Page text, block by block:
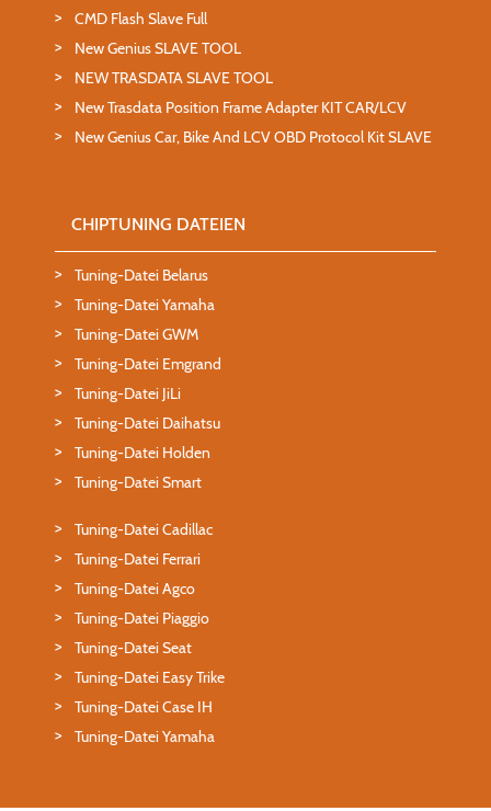
CMD Flash Slave Full
New Genius SLAVE TOOL
NEW TRASDATA SLAVE TOOL
New Trasdata Position Frame Adapter KIT CAR/LCV
New Genius Car, Bike And LCV OBD Protocol Kit SLAVE
CHIPTUNING DATEIEN
Tuning-Datei Belarus
Tuning-Datei Yamaha
Tuning-Datei GWM
Tuning-Datei Emgrand
Tuning-Datei JiLi
Tuning-Datei Daihatsu
Tuning-Datei Holden
Tuning-Datei Smart
Tuning-Datei Cadillac
Tuning-Datei Ferrari
Tuning-Datei Agco
Tuning-Datei Piaggio
Tuning-Datei Seat
Tuning-Datei Easy Trike
Tuning-Datei Case IH
Tuning-Datei Yamaha